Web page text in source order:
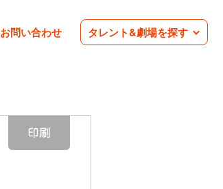
お問い合わせ タレント&劇場を探す